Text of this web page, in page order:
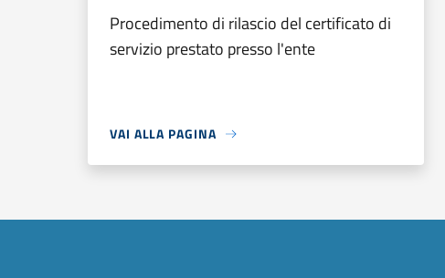
Procedimento di rilascio del certificato di
servizio prestato presso l'ente
VAI ALLA PAGINA